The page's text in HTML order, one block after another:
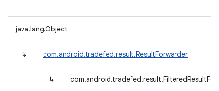
java.lang.Object
↳ com.android.tradefed.result.ResultForwarder
↳